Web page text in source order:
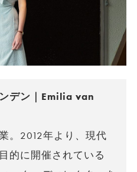
デン｜Emilia van
。2012年より、現代
的に開催されている